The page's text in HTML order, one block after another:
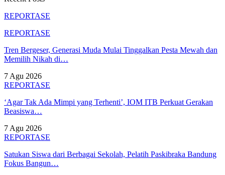
REPORTASE
REPORTASE
Tren Bergeser, Generasi Muda Mulai Tinggalkan Pesta Mewah dan
Memilih Nikah di…
7 Agu 2026
REPORTASE
‘Agar Tak Ada Mimpi yang Terhenti’, IOM ITB Perkuat Gerakan
Beasiswa…
7 Agu 2026
REPORTASE
Satukan Siswa dari Berbagai Sekolah, Pelatih Paskibraka Bandung
Fokus Bangun…